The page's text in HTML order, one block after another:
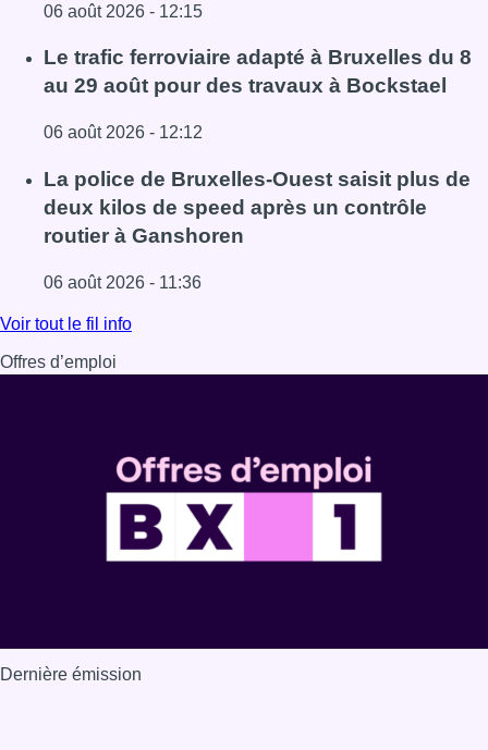
06 août 2026 - 12:15
Lire l'article Éclipse solaire du 12 août : comment
Le trafic ferroviaire adapté à Bruxelles du 8
au 29 août pour des travaux à Bockstael
06 août 2026 - 12:12
Lire l'article Le trafic ferroviaire adapté à Bruxelles du 8
La police de Bruxelles-Ouest saisit plus de
deux kilos de speed après un contrôle
routier à Ganshoren
06 août 2026 - 11:36
Lire l'article La police de Bruxelles-Ouest saisit plus de
Voir tout le fil info
Offres d’emploi
Dernière émission